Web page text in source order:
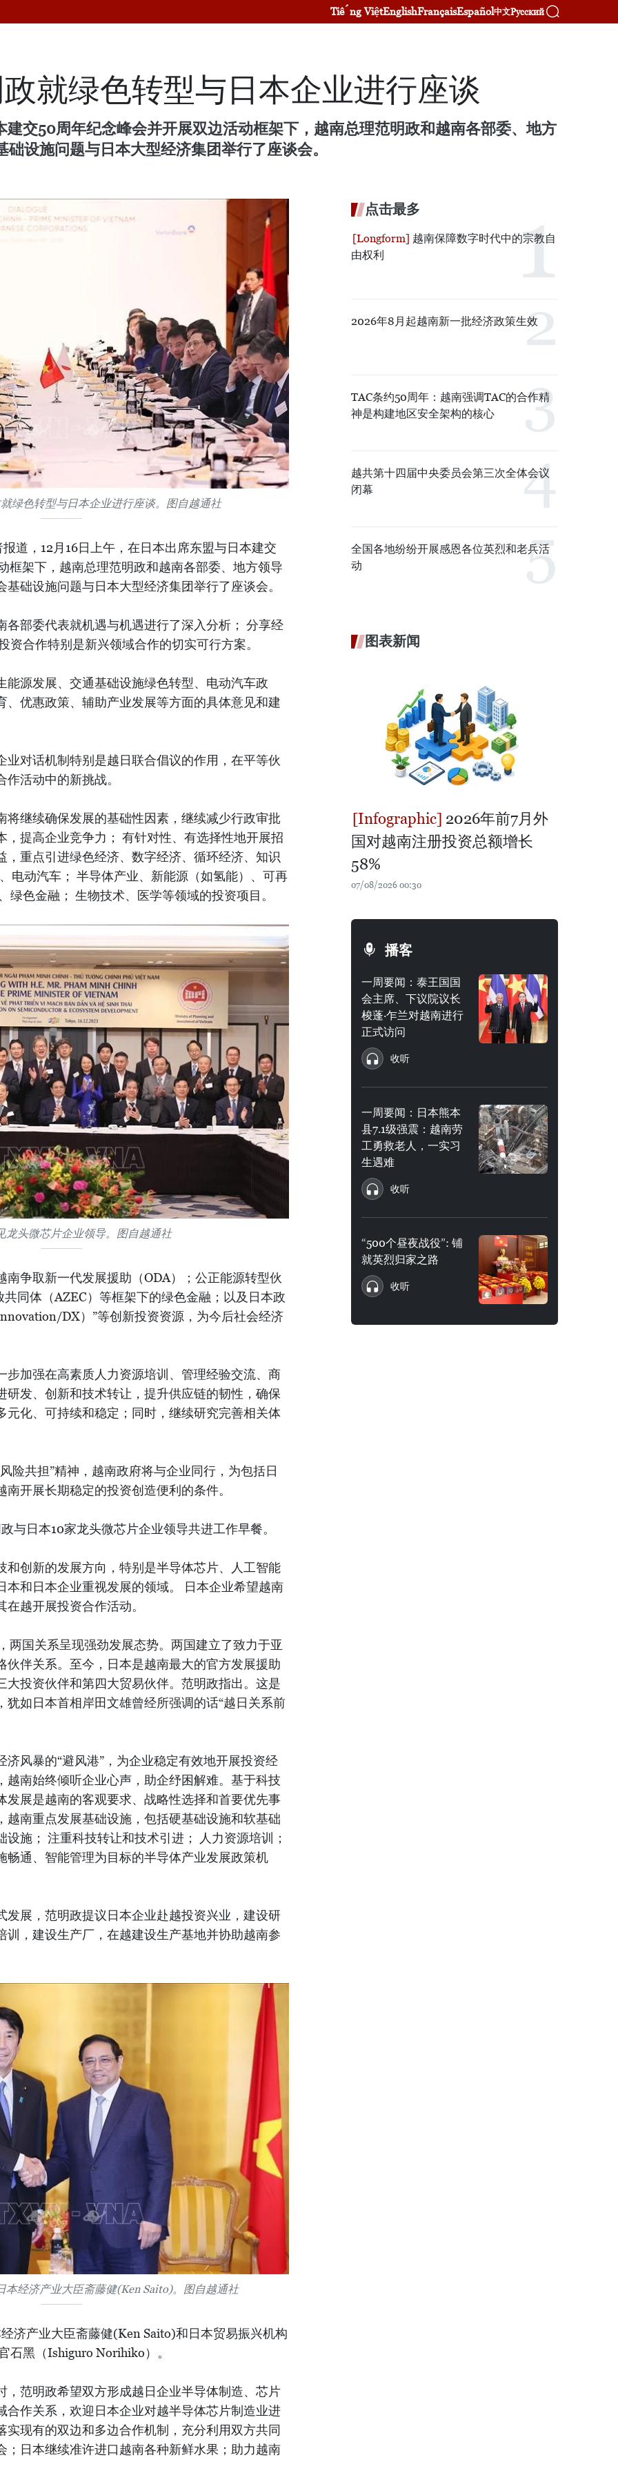
Tiếng ViệtEnglishFrançaisEspañol中文Русский
就绿色转型与日本企业进行座谈
建交50周年纪念峰会并开展双边活动框架下，越南总理范明政和越南各部委、地方
设施问题与日本大型经济集团举行了座谈会。
绿色转型与日本企业进行座谈。图自越通社
道，12月16日上午，在日本出席东盟与日本建交
框架下，越南总理范明政和越南各部委、地方领导
础设施问题与日本大型经济集团举行了座谈会。
各部委代表就机遇与机遇进行了深入分析； 分享经
资合作特别是新兴领域合作的切实可行方案。
能源发展、交通基础设施绿色转型、电动汽车政
、优惠政策、辅助产业发展等方面的具体意见和建
业对话机制特别是越日联合倡议的作用，在平等伙
活动中的新挑战。
将继续确保发展的基础性因素，继续减少行政审批
，提高企业竞争力； 有针对性、有选择性地开展招
，重点引进绿色经济、数字经济、循环经济、知识
电动汽车； 半导体产业、新能源（如氢能）、可再
绿色金融； 生物技术、医学等领域的投资项目。
龙头微芯片企业领导。图自越通社
南争取新一代发展援助（ODA）；公正能源转型伙
同体（AZEC）等框架下的绿色金融；以及日本政
DX）”等创新投资资源，为今后社会经济
步加强在高素质人力资源培训、管理经验交流、商
研发、创新和技术转让，提升供应链的韧性，确保
元化、可持续和稳定；同时，继续研究完善相关体
险共担”精神，越南政府将与企业同行，为包括日
开展长期稳定的投资创造便利的条件。
与日本10家龙头微芯片企业领导共进工作早餐。
和创新的发展方向，特别是半导体芯片、人工智能
本和日本企业重视发展的领域。 日本企业希望越南
越开展投资合作活动。
两国关系呈现强劲发展态势。两国建立了致力于亚
伙伴关系。至今，日本是越南最大的官方发展援助
大投资伙伴和第四大贸易伙伴。范明政指出。这是
犹如日本首相岸田文雄曾经所强调的话“越日关系前
风暴的“避风港”，为企业稳定有效地开展投资经
越南始终倾听企业心声，助企纾困解难。基于科技
发展是越南的客观要求、战略性选择和首要优先事
越南重点发展基础设施，包括硬基础设施和软基础
施； 注重科技转让和技术引进； 人力资源培训；
畅通、智能管理为目标的半导体产业发展政策机
发展，范明政提议日本企业赴越投资兴业，建设研
训，建设生产厂，在越建设生产基地并协助越南参
本经济产业大臣斋藤健(Ken Saito)。图自越通社
济产业大臣斋藤健(Ken Saito)和日本贸易振兴机构
石黑（Ishiguro Norihiko）。
，范明政希望双方形成越日企业半导体制造、芯片
合作关系，欢迎日本企业对越半导体芯片制造业进
实现有的双边和多边合作机制，充分利用双方共同
；日本继续准许进口越南各种新鲜水果；助力越南
点击最多
越南保障数字时代中的宗教自
由权利
2026年8月起越南新一批经济政策生效
TAC条约50周年：越南强调TAC的合作精
神是构建地区安全架构的核心
越共第十四届中央委员会第三次全体会议
闭幕
全国各地纷纷开展感恩各位英烈和老兵活
动
图表新闻
2026年前7月外
国对越南注册投资总额增长
58%
07/08/2026 00:30
播客
一周要闻：泰王国国
会主席、下议院议长
梭蓬·乍兰对越南进行
正式访问
收听
一周要闻：日本熊本
县7.1级强震：越南劳
工勇救老人，一实习
生遇难
收听
“500个昼夜战役”: 铺
就英烈归家之路
收听